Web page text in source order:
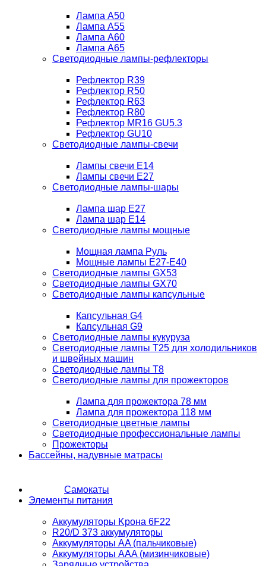
Лампа A50
Лампа A55
Лампа A60
Лампа A65
Светодиодные лампы-рефлекторы
Рефлектор R39
Рефлектор R50
Рефлектор R63
Рефлектор R80
Рефлектор MR16 GU5.3
Рефлектор GU10
Светодиодные лампы-свечи
Лампы свечи Е14
Лампы свечи Е27
Светодиодные лампы-шары
Лампа шар E27
Лампа шар Е14
Светодиодные лампы мощные
Мощная лампа Руль
Мощные лампы E27-E40
Светодиодные лампы GX53
Светодиодные лампы GX70
Светодиодные лампы капсульные
Капсульная G4
Капсульная G9
Светодиодные лампы кукуруза
Светодиодные лампы T25 для холодильников
и швейных машин
Светодиодные лампы T8
Светодиодные лампы для прожекторов
Лампа для прожектора 78 мм
Лампа для прожектора 118 мм
Светодиодные цветные лампы
Светодиодные профессиональные лампы
Прожекторы
Бассейны, надувные матрасы
Самокаты
Элементы питания
Аккумуляторы Kрона 6F22
R20/D 373 аккумуляторы
Аккумуляторы AA (пальчиковые)
Аккумуляторы AAA (мизинчиковые)